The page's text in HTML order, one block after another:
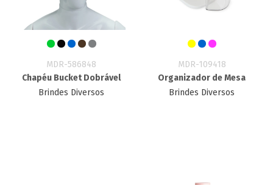
MDR-586848
Chapéu Bucket Dobrável
Brindes Diversos
MDR-109418
Organizador de Mesa
Brindes Diversos